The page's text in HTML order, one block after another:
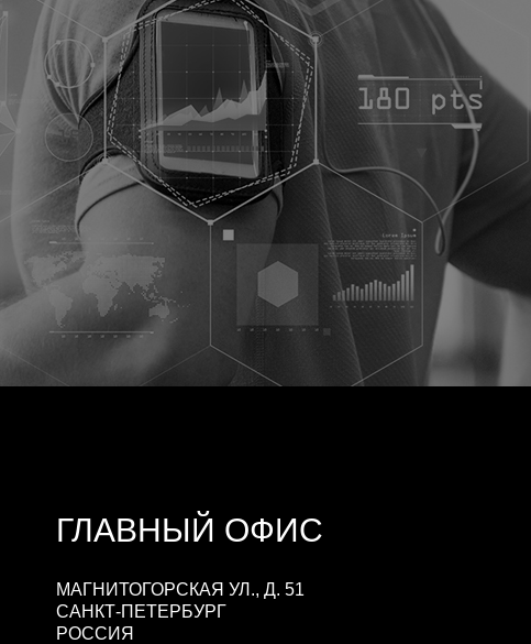
ГЛАВНЫЙ ОФИС
МАГНИТОГОРСКАЯ УЛ., Д. 51
САНКТ-ПЕТЕРБУРГ
РОССИЯ